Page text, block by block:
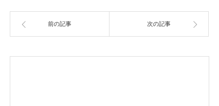
前の記事 次の記事